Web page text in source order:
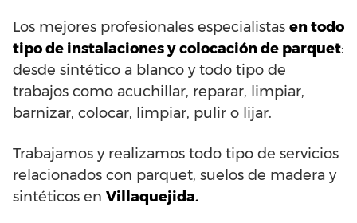
Los mejores profesionales especialistas en todo
tipo de instalaciones y colocación de parquet:
desde sintético a blanco y todo tipo de
trabajos como acuchillar, reparar, limpiar,
barnizar, colocar, limpiar, pulir o lijar.
Trabajamos y realizamos todo tipo de servicios
relacionados con parquet, suelos de madera y
sintéticos en Villaquejida.